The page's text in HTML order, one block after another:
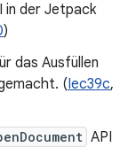
in der Jetpack
)
das Ausfüllen
(Iec39c,
API